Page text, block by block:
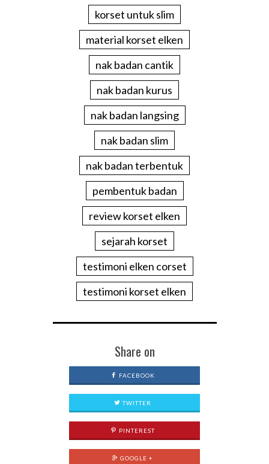
korset untuk slim
material korset elken
nak badan cantik
nak badan kurus
nak badan langsing
nak badan slim
nak badan terbentuk
pembentuk badan
review korset elken
sejarah korset
testimoni elken corset
testimoni korset elken
Share on
FACEBOOK
TWITTER
PINTEREST
GOOGLE +